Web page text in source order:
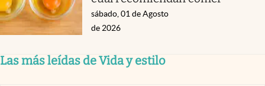
sábado, 01 de Agosto
de 2026
Las más leídas de Vida y estilo